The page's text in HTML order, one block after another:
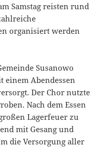
Samstag reisten rund
organisiert werden
Susanowo
Abendessen
Der Chor nutzte
Nach dem Essen
Lagerfeuer zu
mit Gesang und
die Versorgung aller